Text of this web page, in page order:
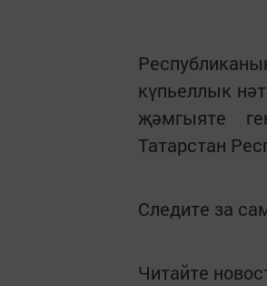
күпьеллык
җәмгыяте
Татарстан
Следите за
Читайте